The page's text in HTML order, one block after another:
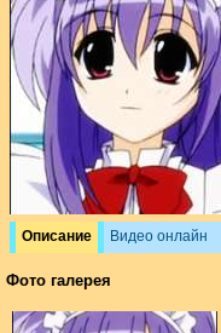
Описание Видео онлайн
Фото галерея